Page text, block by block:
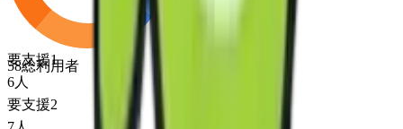
58総利用者
要支援1
6人
要支援2